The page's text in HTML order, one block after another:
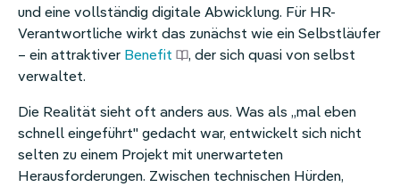
und eine vollständig digitale Abwicklung. Für HR-
Verantwortliche wirkt das zunächst wie ein Selbstläufer
– ein attraktiver Benefit
, der sich quasi von selbst
verwaltet.
Die Realität sieht oft anders aus. Was als „mal eben
schnell eingeführt" gedacht war, entwickelt sich nicht
selten zu einem Projekt mit unerwarteten
Herausforderungen. Zwischen technischen Hürden,